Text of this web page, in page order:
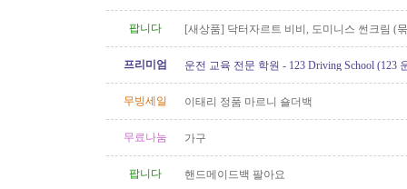
팝니다
[새상품] 닥터자르트 비비, 도미니스 썬크림 (
프리미엄
운전 교육 전문 학원 - 123 Driving School (123
무빙세일 이태리 정품 마르니 숄더백
무료나눔 가구
팝니다 핸드메이드백 팔아요